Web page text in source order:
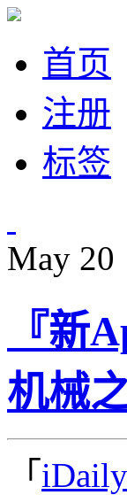
首页
注册
标签
May 20
『新
机械
「